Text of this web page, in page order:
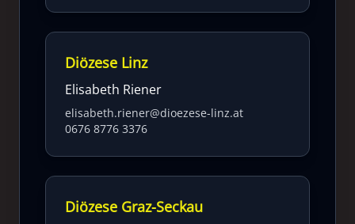
Diözese Linz
Elisabeth Riener
elisabeth.riener@dioezese-linz.at
0676 8776 3376
Diözese Graz-Seckau